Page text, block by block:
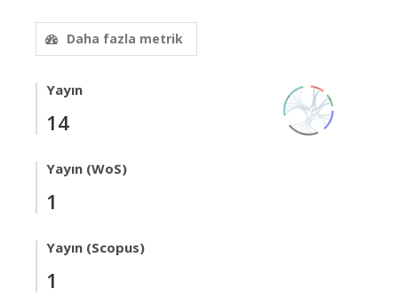
Daha fazla metrik
Yayın
14
Yayın (WoS)
1
Yayın (Scopus)
1